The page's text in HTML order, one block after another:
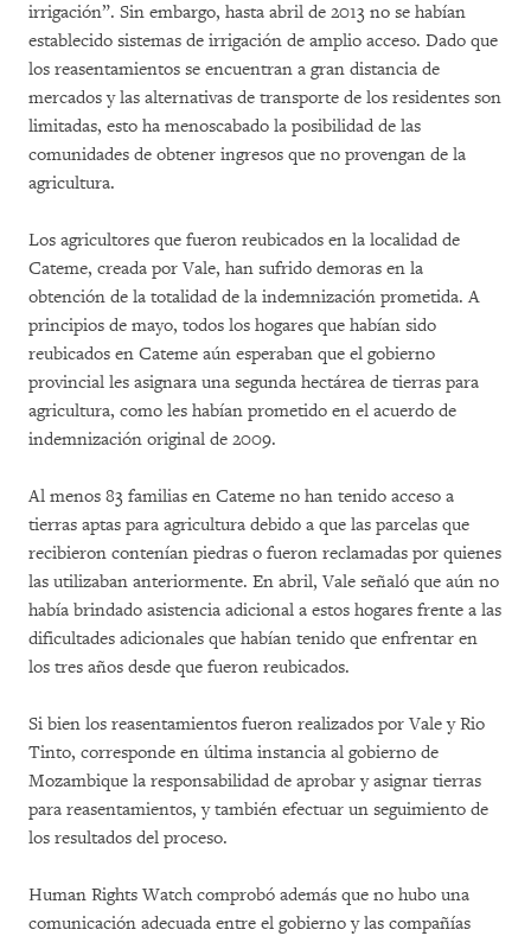
irrigación”. Sin embargo, hasta abril de 2013 no se habían
establecido sistemas de irrigación de amplio acceso. Dado que
los reasentamientos se encuentran a gran distancia de
mercados y las alternativas de transporte de los residentes son
limitadas, esto ha menoscabado la posibilidad de las
comunidades de obtener ingresos que no provengan de la
agricultura.
Los agricultores que fueron reubicados en la localidad de
Cateme, creada por Vale, han sufrido demoras en la
obtención de la totalidad de la indemnización prometida. A
principios de mayo, todos los hogares que habían sido
reubicados en Cateme aún esperaban que el gobierno
provincial les asignara una segunda hectárea de tierras para
agricultura, como les habían prometido en el acuerdo de
indemnización original de 2009.
Al menos 83 familias en Cateme no han tenido acceso a
tierras aptas para agricultura debido a que las parcelas que
recibieron contenían piedras o fueron reclamadas por quienes
las utilizaban anteriormente. En abril, Vale señaló que aún no
había brindado asistencia adicional a estos hogares frente a las
dificultades adicionales que habían tenido que enfrentar en
los tres años desde que fueron reubicados.
Si bien los reasentamientos fueron realizados por Vale y Rio
Tinto, corresponde en última instancia al gobierno de
Mozambique la responsabilidad de aprobar y asignar tierras
para reasentamientos, y también efectuar un seguimiento de
los resultados del proceso.
Human Rights Watch comprobó además que no hubo una
comunicación adecuada entre el gobierno y las compañías